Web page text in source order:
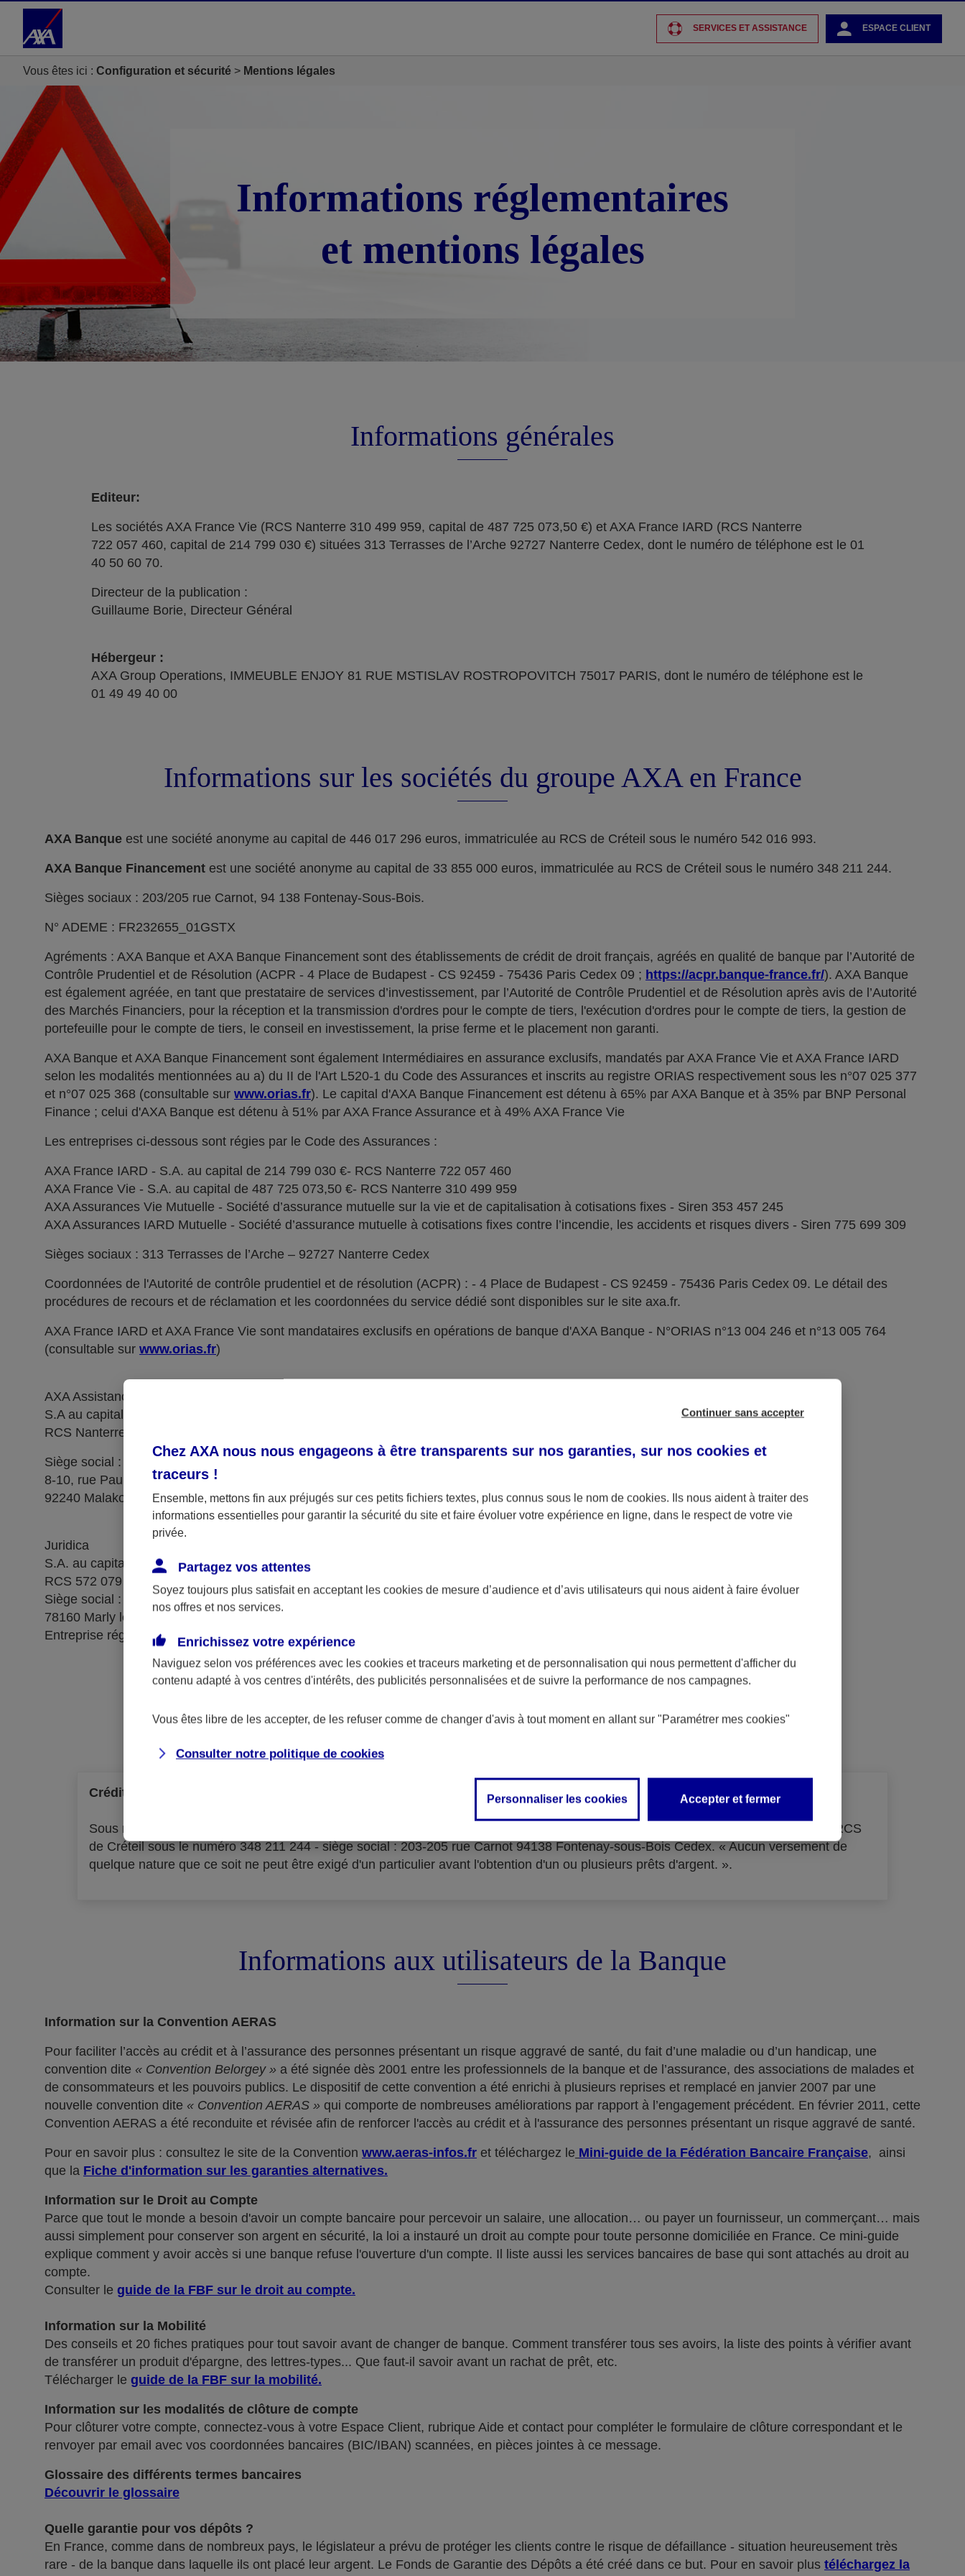
Accéder au Contenu
SERVICES ET ASSISTANCE ESPACE CLIENT
Vous êtes ici : Configuration et sécurité Mentions légales
Informations réglementaires
et mentions légales
Informations générales
Editeur:
Les sociétés AXA France Vie (RCS Nanterre 310 499 959, capital de 487 725 073,50 €) et AXA France IARD (RCS Nanterre
722 057 460, capital de 214 799 030 €) situées 313 Terrasses de l’Arche 92727 Nanterre Cedex, dont le numéro de téléphone est le 01
40 50 60 70.
Directeur de la publication :
Guillaume Borie, Directeur Général
Hébergeur :
AXA Group Operations, IMMEUBLE ENJOY 81 RUE MSTISLAV ROSTROPOVITCH 75017 PARIS, dont le numéro de téléphone est le
01 49 49 40 00
Informations sur les sociétés du groupe AXA en France
AXA Banque est une société anonyme au capital de 446 017 296 euros, immatriculée au RCS de Créteil sous le numéro 542 016 993.
AXA Banque Financement est une société anonyme au capital de 33 855 000 euros, immatriculée au RCS de Créteil sous le numéro 348 211 244.
Sièges sociaux : 203/205 rue Carnot, 94 138 Fontenay-Sous-Bois.
N° ADEME : FR232655_01GSTX
Agréments : AXA Banque et AXA Banque Financement sont des établissements de crédit de droit français, agréés en qualité de banque par l’Autorité de
Contrôle Prudentiel et de Résolution (ACPR - 4 Place de Budapest - CS 92459 - 75436 Paris Cedex 09 ; https://acpr.banque-france.fr/). AXA Banque
est également agréée, en tant que prestataire de services d’investissement, par l’Autorité de Contrôle Prudentiel et de Résolution après avis de l’Autorité
des Marchés Financiers, pour la réception et la transmission d'ordres pour le compte de tiers, l'exécution d'ordres pour le compte de tiers, la gestion de
portefeuille pour le compte de tiers, le conseil en investissement, la prise ferme et le placement non garanti.
AXA Banque et AXA Banque Financement sont également Intermédiaires en assurance exclusifs, mandatés par AXA France Vie et AXA France IARD
selon les modalités mentionnées au a) du II de l'Art L520-1 du Code des Assurances et inscrits au registre ORIAS respectivement sous les n°07 025 377
et n°07 025 368 (consultable sur www.orias.fr). Le capital d'AXA Banque Financement est détenu à 65% par AXA Banque et à 35% par BNP Personal
Finance ; celui d'AXA Banque est détenu à 51% par AXA France Assurance et à 49% AXA France Vie
Les entreprises ci-dessous sont régies par le Code des Assurances :
AXA France IARD - S.A. au capital de 214 799 030 €- RCS Nanterre 722 057 460
AXA France Vie - S.A. au capital de 487 725 073,50 €- RCS Nanterre 310 499 959
AXA Assurances Vie Mutuelle - Société d’assurance mutuelle sur la vie et de capitalisation à cotisations fixes - Siren 353 457 245
AXA Assurances IARD Mutuelle - Société d’assurance mutuelle à cotisations fixes contre l’incendie, les accidents et risques divers - Siren 775 699 309
Sièges sociaux : 313 Terrasses de l’Arche – 92727 Nanterre Cedex
Coordonnées de l'Autorité de contrôle prudentiel et de résolution (ACPR) : - 4 Place de Budapest - CS 92459 - 75436 Paris Cedex 09. Le détail des
procédures de recours et de réclamation et les coordonnées du service dédié sont disponibles sur le site axa.fr.
AXA France IARD et AXA France Vie sont mandataires exclusifs en opérations de banque d'AXA Banque - N°ORIAS n°13 004 246 et n°13 005 764
(consultable sur www.orias.fr)
AXA Assistance France Assurances,
S.A au capital de 51 429 430,40 €,
RCS Nanterre 415 392 724
Siège social :
8-10, rue Paul Vaillant Couturier
92240 Malakoff
Juridica
S.A. au capital de 14 627 854,68 €
RCS 572 079 150 Versailles
Siège social : 1, place Victorien Sardou
78160 Marly le Roi
Entreprise régie par le code des assurances
Réserves d'acceptation du crédit
Crédit à la consommation
Sous réserve d'acceptation par l'organisme prêteur : AXA Banque Financement – SA au capital de 33 855 000 € - immatriculée au RCS
de Créteil sous le numéro 348 211 244 - siège social : 203-205 rue Carnot 94138 Fontenay-sous-Bois Cedex. « Aucun versement de
quelque nature que ce soit ne peut être exigé d'un particulier avant l'obtention d'un ou plusieurs prêts d'argent. ».
Informations aux utilisateurs de la Banque
Information sur la Convention AERAS
Pour faciliter l’accès au crédit et à l’assurance des personnes présentant un risque aggravé de santé, du fait d’une maladie ou d’un handicap, une
convention dite « Convention Belorgey » a été signée dès 2001 entre les professionnels de la banque et de l’assurance, des associations de malades et
de consommateurs et les pouvoirs publics. Le dispositif de cette convention a été enrichi à plusieurs reprises et remplacé en janvier 2007 par une
nouvelle convention dite « Convention AERAS » qui comporte de nombreuses améliorations par rapport à l’engagement précédent. En février 2011, cette
Convention AERAS a été reconduite et révisée afin de renforcer l'accès au crédit et à l'assurance des personnes présentant un risque aggravé de santé.
Pour en savoir plus : consultez le site de la Convention www.aeras-infos.fr et téléchargez le Mini-guide de la Fédération Bancaire Française, ainsi
que la Fiche d'information sur les garanties alternatives.
Information sur le Droit au Compte
Parce que tout le monde a besoin d'avoir un compte bancaire pour percevoir un salaire, une allocation… ou payer un fournisseur, un commerçant… mais
aussi simplement pour conserver son argent en sécurité, la loi a instauré un droit au compte pour toute personne domiciliée en France. Ce mini-guide
explique comment y avoir accès si une banque refuse l'ouverture d'un compte. Il liste aussi les services bancaires de base qui sont attachés au droit au
compte.
Consulter le guide de la FBF sur le droit au compte.
Information sur la Mobilité
Des conseils et 20 fiches pratiques pour tout savoir avant de changer de banque. Comment transférer tous ses avoirs, la liste des points à vérifier avant
de transférer un produit d'épargne, des lettres-types... Que faut-il savoir avant un rachat de prêt, etc.
Télécharger le guide de la FBF sur la mobilité.
Information sur les modalités de clôture de compte
Pour clôturer votre compte, connectez-vous à votre Espace Client, rubrique Aide et contact pour compléter le formulaire de clôture correspondant et le
renvoyer par email avec vos coordonnées bancaires (BIC/IBAN) scannées, en pièces jointes à ce message.
Glossaire des différents termes bancaires
Découvrir le glossaire
Quelle garantie pour vos dépôts ?
En France, comme dans de nombreux pays, le législateur a prévu de protéger les clients contre le risque de défaillance - situation heureusement très
rare - de la banque dans laquelle ils ont placé leur argent. Le Fonds de Garantie des Dépôts a été créé dans ce but. Pour en savoir plus téléchargez la
Continuer sans accepter
Chez AXA nous nous engageons à être transparents sur nos garanties, sur nos cookies et
traceurs !
Ensemble, mettons fin aux préjugés sur ces petits fichiers textes, plus connus sous le nom de cookies. Ils nous aident à traiter des
informations essentielles pour garantir la sécurité du site et faire évoluer votre expérience en ligne, dans le respect de votre vie
privée.
Partagez vos attentes
Soyez toujours plus satisfait en acceptant les cookies de mesure d’audience et d’avis utilisateurs qui nous aident à faire évoluer
nos offres et nos services.
Enrichissez votre expérience
Naviguez selon vos préférences avec les cookies et traceurs marketing et de personnalisation qui nous permettent d'afficher du
contenu adapté à vos centres d'intérêts, des publicités personnalisées et de suivre la performance de nos campagnes.
Vous êtes libre de les accepter, de les refuser comme de changer d'avis à tout moment en allant sur "Paramétrer mes cookies"
Consulter notre politique de cookies
Personnaliser les cookies Accepter et fermer